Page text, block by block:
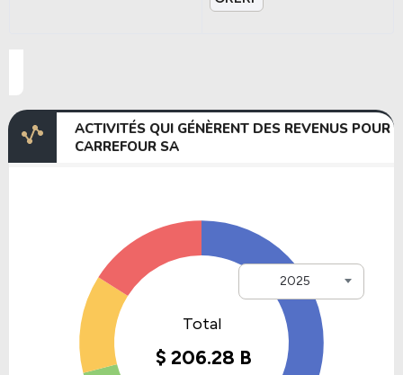
ACTIVITÉS QUI GÉNÈRENT DES REVENUS POUR
CARREFOUR SA
2025